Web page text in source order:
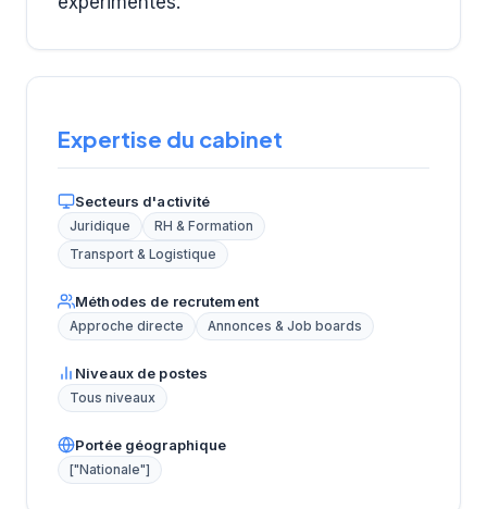
Expertise du cabinet
Secteurs d'activité
Juridique
RH & Formation
Transport & Logistique
Méthodes de recrutement
Approche directe Annonces & Job boards
Niveaux de postes
Tous niveaux
Portée géographique
["Nationale"]